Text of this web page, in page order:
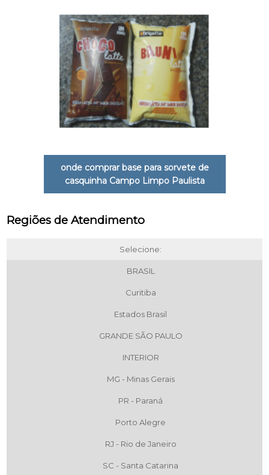
onde comprar base para sorvete de
casquinha Campo Limpo Paulista
Regiões de Atendimento
Selecione:
BRASIL
Curitiba
Estados Brasil
GRANDE SÃO PAULO
INTERIOR
MG - Minas Gerais
PR - Paraná
Porto Alegre
RJ - Rio de Janeiro
SC - Santa Catarina